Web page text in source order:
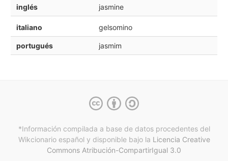
inglés jasmine
italiano gelsomino
portugués jasmim
*Información compilada a base de datos procedentes del
Wikcionario español y disponible bajo la Licencia Creative
Commons Atribución-CompartirIgual 3.0